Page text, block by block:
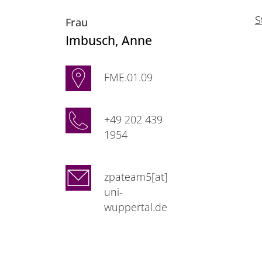
Frau
Imbusch, Anne
FME.01.09
+49 202 439
1954
zpateam5[at]
uni-
wuppertal.de